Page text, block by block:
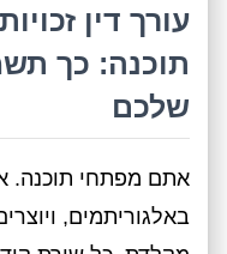
עורך דין
תוכנה: כך
שלכם
אתם מפתחי תוכנה.
באלגוריתמים,